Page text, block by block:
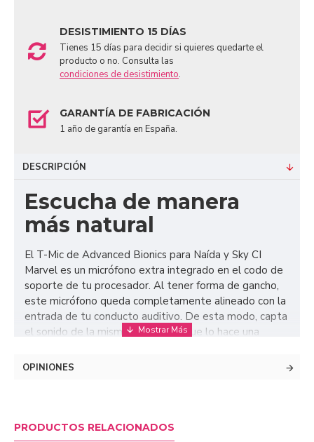
DESISTIMIENTO 15 DÍAS
Tienes 15 días para decidir si quieres quedarte el
producto o no. Consulta las
condiciones de desistimiento.
GARANTÍA DE FABRICACIÓN
1 año de garantía en España.
DESCRIPCIÓN
Escucha de manera
más natural
El T-Mic de Advanced Bionics para Naída y Sky CI
Marvel es un micrófono extra integrado en el codo de
soporte de tu procesador. Al tener forma de gancho,
este micrófono queda completamente alineado con la
entrada de tu conducto auditivo. De esta modo, capta
el sonido de la misma manera en que lo hace una
propia de la oreja. Además, está disponible en tres
OPINIONES
PRODUCTOS RELACIONADOS